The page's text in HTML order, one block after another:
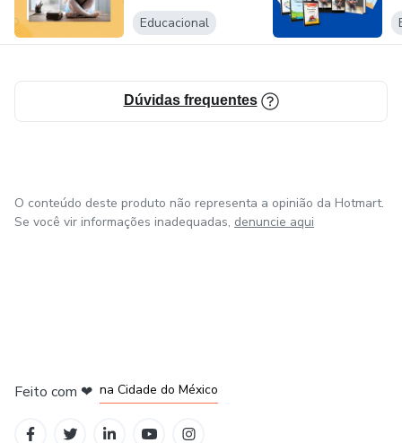
Educacional
Dúvidas frequentes
O conteúdo deste produto não representa a opinião da Hotmart.
Se você vir informações inadequadas, denuncie aqui
Feito com ❤ na Cidade do México